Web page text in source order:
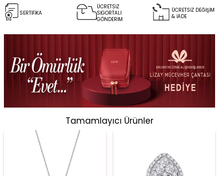
SERTİFİKA
ÜCRETSİZ
SİGORTALI
GÖNDERİM
ÜCRETSİZ DEĞİŞİM
& İADE
Tamamlayıcı Ürünler